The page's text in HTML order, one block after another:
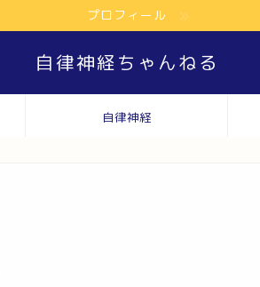
プロフィール
自律神経ちゃんねる
自律神経